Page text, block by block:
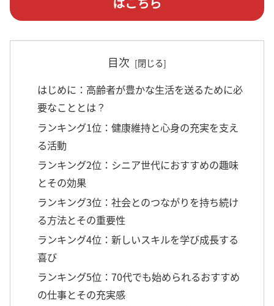
目次
はじめに：高齢者が豊かな生活を送るために必
要なこととは？
ランキング1位：健康維持と心身の充実を支え
る活動
ランキング2位：シニア世代におすすめの趣味
とその効果
ランキング3位：社会とのつながりを持ち続け
る方法とその重要性
ランキング4位：新しいスキルを学び成長する
喜び
ランキング5位：70代でも始められるおすすめ
の仕事とその充実感